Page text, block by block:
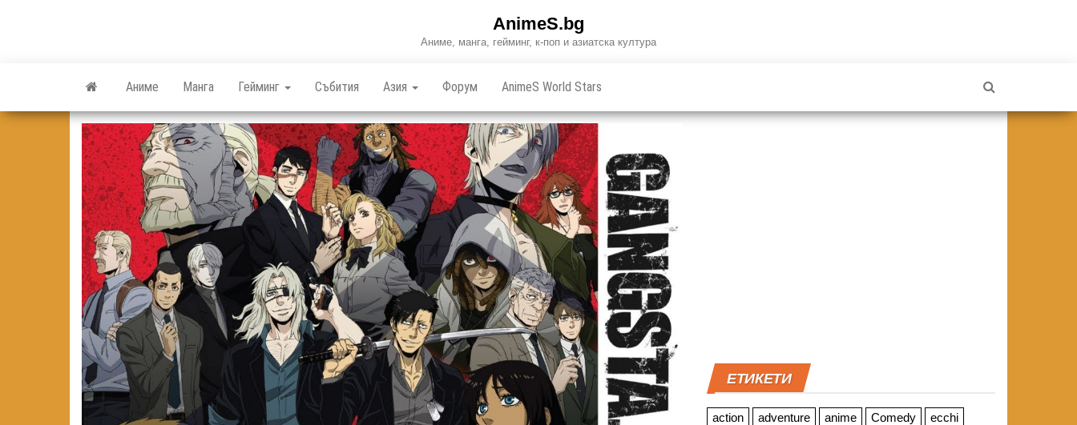
AnimeS.bg
Аниме, манга, гейминг, к-поп и азиатска култура
Аниме Манга Гейминг Събития Азия Форум AnimeS World Stars
ЕТИКЕТИ
action adventure anime Comedy
ecchi